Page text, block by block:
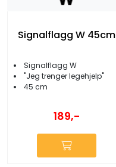
Signalflagg W 45cm
Signalflagg W
''Jeg trenger legehjelp''
45 cm
189,-